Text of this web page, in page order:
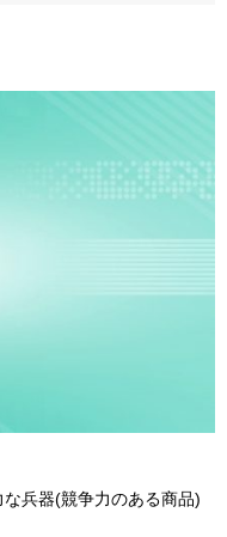
兵器(競争力のある商品)